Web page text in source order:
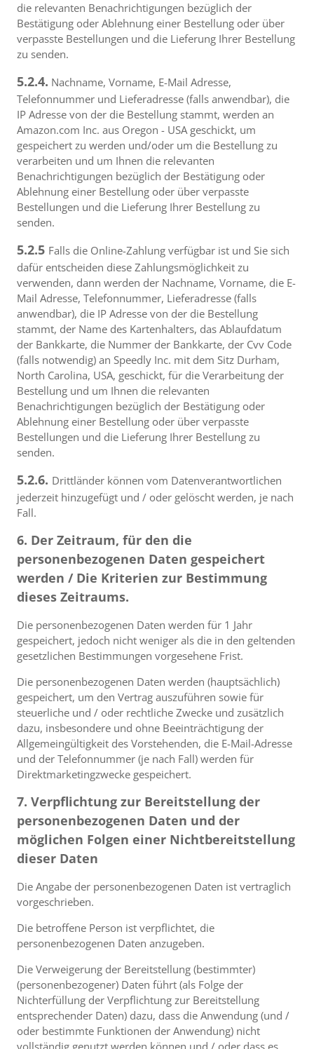
die relevanten Benachrichtigungen bezüglich der
Bestätigung oder Ablehnung einer Bestellung oder über
verpasste Bestellungen und die Lieferung Ihrer Bestellung
zu senden.
5.2.4. Nachname, Vorname, E-Mail Adresse,
Telefonnummer und Lieferadresse (falls anwendbar), die
IP Adresse von der die Bestellung stammt, werden an
Amazon.com Inc. aus Oregon - USA geschickt, um
gespeichert zu werden und/oder um die Bestellung zu
verarbeiten und um Ihnen die relevanten
Benachrichtigungen bezüglich der Bestätigung oder
Ablehnung einer Bestellung oder über verpasste
Bestellungen und die Lieferung Ihrer Bestellung zu
senden.
5.2.5 Falls die Online-Zahlung verfügbar ist und Sie sich
dafür entscheiden diese Zahlungsmöglichkeit zu
verwenden, dann werden der Nachname, Vorname, die E-
Mail Adresse, Telefonnummer, Lieferadresse (falls
anwendbar), die IP Adresse von der die Bestellung
stammt, der Name des Kartenhalters, das Ablaufdatum
der Bankkarte, die Nummer der Bankkarte, der Cvv Code
(falls notwendig) an Speedly Inc. mit dem Sitz Durham,
North Carolina, USA, geschickt, für die Verarbeitung der
Bestellung und um Ihnen die relevanten
Benachrichtigungen bezüglich der Bestätigung oder
Ablehnung einer Bestellung oder über verpasste
Bestellungen und die Lieferung Ihrer Bestellung zu
senden.
5.2.6. Drittländer können vom Datenverantwortlichen
jederzeit hinzugefügt und / oder gelöscht werden, je nach
Fall.
6. Der Zeitraum, für den die
personenbezogenen Daten gespeichert
werden / Die Kriterien zur Bestimmung
dieses Zeitraums.
Die personenbezogenen Daten werden für 1 Jahr
gespeichert, jedoch nicht weniger als die in den geltenden
gesetzlichen Bestimmungen vorgesehene Frist.
Die personenbezogenen Daten werden (hauptsächlich)
gespeichert, um den Vertrag auszuführen sowie für
steuerliche und / oder rechtliche Zwecke und zusätzlich
dazu, insbesondere und ohne Beeinträchtigung der
Allgemeingültigkeit des Vorstehenden, die E-Mail-Adresse
und der Telefonnummer (je nach Fall) werden für
Direktmarketingzwecke gespeichert.
7. Verpflichtung zur Bereitstellung der
personenbezogenen Daten und der
möglichen Folgen einer Nichtbereitstellung
dieser Daten
Die Angabe der personenbezogenen Daten ist vertraglich
vorgeschrieben.
Die betroffene Person ist verpflichtet, die
personenbezogenen Daten anzugeben.
Die Verweigerung der Bereitstellung (bestimmter)
(personenbezogener) Daten führt (als Folge der
Nichterfüllung der Verpflichtung zur Bereitstellung
entsprechender Daten) dazu, dass die Anwendung (und /
oder bestimmte Funktionen der Anwendung) nicht
vollständig genutzt werden können und / oder dass es